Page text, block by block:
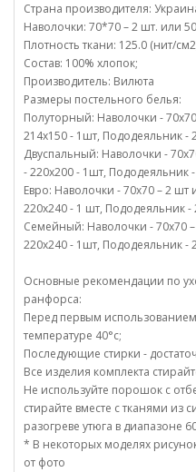
Страна производителя:
Наволочки: 70*70 – 2 шт. или
Плотность ткани: 125.0 (нит/
Состав: 100% хлопок;
Производитель: Вилюта
Размеры постельного белья:
Полуторный: Наволочки -
214х150 - 1шт, Пододеяльник -
Двуспальный: Наволочки -
- 220х200 - 1шт, Пододеяльник
Евро: Наволочки - 70х70 – 2 шт
220х240 - 1 шт, Пододеяльник -
Семейный: Наволочки - 70х70
220х240 - 1шт, Пододеяльник -
Основные рекомендации по
ранфорса:
Перед первым использованием
температуре 40°c;
Последующие стирки -
Все изделия комплекта
Не используйте порошок с
стирайте вместе с тканями из
разогреве утюга в диапазоне
* В некоторых моделях
от фото